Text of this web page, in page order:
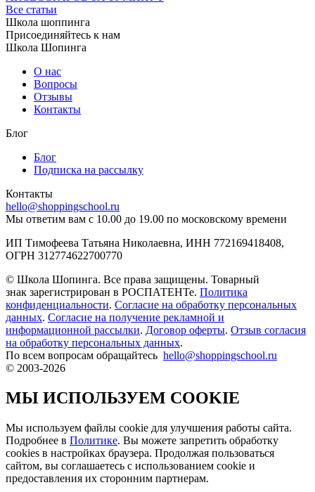
Все статьи
Школа шоппинга
Присоединяйтесь к нам
Школа Шопинга
О нас
Вопросы
Отзывы
Контакты
Блог
Блог
Подписка на рассылку
Контакты
hello@shoppingschool.ru
Мы ответим вам с 10.00 до 19.00 по московскому времени
ИП Тимофеева Татьяна Николаевна, ИНН 772169418408,
ОГРН 312774622700770
© Школа Шопинга. Все права защищены. Товарный
знак зарегистрирован в РОСПАТЕНТе. Политика
конфиденциальности. Согласие на обработку персональных
данных. Согласие на получение рекламной и
информационной рассылки. Договор оферты. Отзыв согласия
на обработку персональных данных.
По всем вопросам обращайтесь hello@shoppingschool.ru
© 2003-2026
МЫ ИСПОЛЬЗУЕМ COOKIE
Мы используем файлы cookie для улучшения работы сайта.
Подробнее в Политике. Вы можете запретить обработку
сookies в настройках браузера. Продолжая пользоваться
сайтом, вы соглашаетесь с использованием cookie и
предоставления их сторонним партнерам.